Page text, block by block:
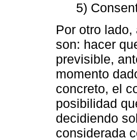
5)
Por otro
son: hacer
previsible,
momento
concreto, el
posibilidad
decidiendo
considerada